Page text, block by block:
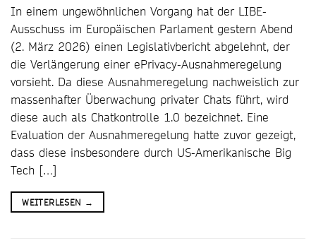
In einem ungewöhnlichen Vorgang hat der LIBE-
Ausschuss im Europäischen Parlament gestern Abend
(2. März 2026) einen Legislativbericht abgelehnt, der
die Verlängerung einer ePrivacy-Ausnahmeregelung
vorsieht. Da diese Ausnahmeregelung nachweislich zur
massenhafter Überwachung privater Chats führt, wird
diese auch als Chatkontrolle 1.0 bezeichnet. Eine
Evaluation der Ausnahmeregelung hatte zuvor gezeigt,
dass diese insbesondere durch US-Amerikanische Big
Tech […]
WEITERLESEN →